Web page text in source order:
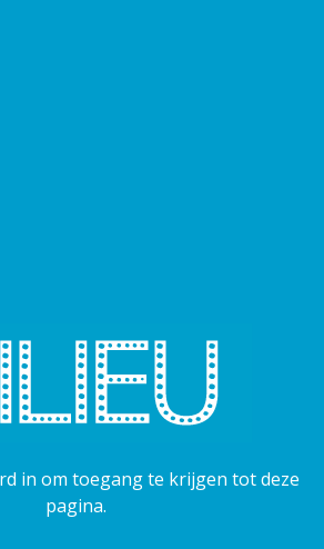
in om toegang te krijgen tot deze
pagina.